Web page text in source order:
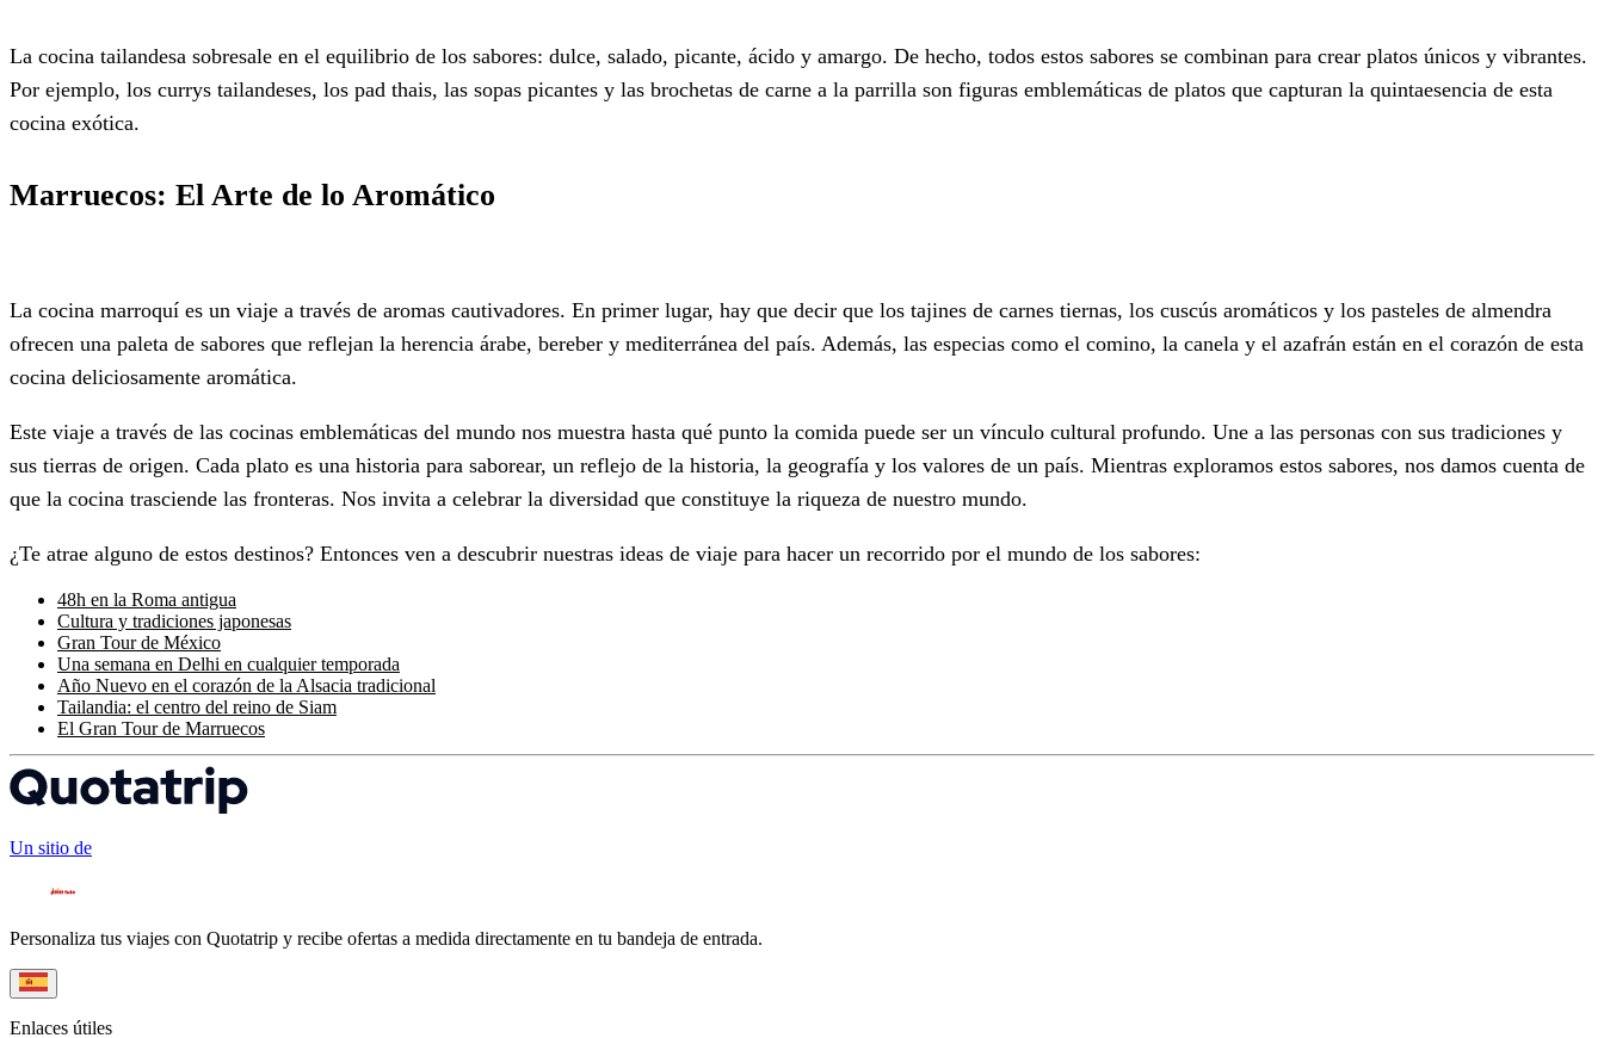
La cocina tailandesa sobresale en el equilibrio de los sabores: dulce, salado, picante, ácido y amargo. De hecho, todos estos sabores se combinan para crear platos únicos y vibrantes.
Por ejemplo, los currys tailandeses, los pad thais, las sopas picantes y las brochetas de carne a la parrilla son figuras emblemáticas de platos que capturan la quintaesencia de esta
cocina exótica.
Marruecos: El Arte de lo Aromático
La cocina marroquí es un viaje a través de aromas cautivadores. En primer lugar, hay que decir que los tajines de carnes tiernas, los cuscús aromáticos y los pasteles de almendra
ofrecen una paleta de sabores que reflejan la herencia árabe, bereber y mediterránea del país. Además, las especias como el comino, la canela y el azafrán están en el corazón de esta
cocina deliciosamente aromática.
Este viaje a través de las cocinas emblemáticas del mundo nos muestra hasta qué punto la comida puede ser un vínculo cultural profundo. Une a las personas con sus tradiciones y
sus tierras de origen. Cada plato es una historia para saborear, un reflejo de la historia, la geografía y los valores de un país. Mientras exploramos estos sabores, nos damos cuenta de
que la cocina trasciende las fronteras. Nos invita a celebrar la diversidad que constituye la riqueza de nuestro mundo.
¿Te atrae alguno de estos destinos? Entonces ven a descubrir nuestras ideas de viaje para hacer un recorrido por el mundo de los sabores:
48h en la Roma antigua
Cultura y tradiciones japonesas
Gran Tour de México
Una semana en Delhi en cualquier temporada
Año Nuevo en el corazón de la Alsacia tradicional
Tailandia: el centro del reino de Siam
El Gran Tour de Marruecos
Un sitio de
Personaliza tus viajes con Quotatrip y recibe ofertas a medida directamente en tu bandeja de entrada.
Enlaces útiles